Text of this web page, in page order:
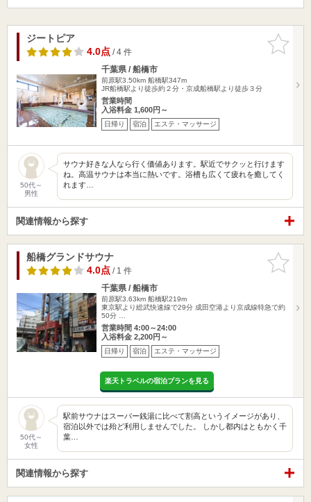
お気に入
りに追加
ジートピア
4.0点/ 4 件
千葉県 / 船橋市
前原駅3.50km 船橋駅347m
JR船橋駅より徒歩約２分・京成船橋駅より徒歩３分
営業時間
入浴料金 1,600円～
日帰り 宿泊 エステ・マッサージ
50代～
男性
サウナ好きな人なら行く価値あります。駅近でサクッと行けます
ね。高温サウナは本当に熱いです。浴槽も広くて疲れを癒してく
れます…
関連情報から探す
お気に入
りに追加
船橋グランドサウナ
4.0点/ 1 件
千葉県 / 船橋市
前原駅3.63km 船橋駅219m
東京駅より総武快速線で29分 成田空港より京成線特急で約
50分 …
営業時間 4:00～24:00
入浴料金 2,200円～
日帰り 宿泊 エステ・マッサージ
楽天トラベルの宿泊プランを見る
50代～
女性
駅前サウナはスーパー銭湯に比べて割高というイメージがあり、
宿泊以外では殆ど利用しませんでした。 しかし都内はともかく千
葉…
関連情報から探す